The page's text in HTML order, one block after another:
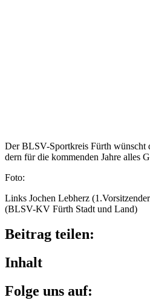
Der BLSV-Spor­t­­k­reis Fürth
dern für die kommen­den Jahre alles
Foto:
Links Jochen Lebherz
(BLSV-KV Fürth Stadt und Land)
Beitrag teilen:
Inhalt
Folge uns auf: